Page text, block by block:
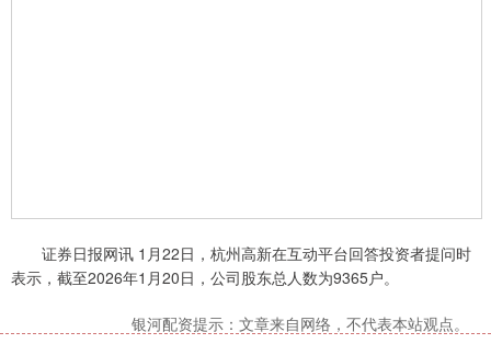
证券日报网讯 1月22日，杭州高新在互动平台回答投资者提问时
表示，截至2026年1月20日，公司股东总人数为9365户。
银河配资提示：文章来自网络，不代表本站观点。